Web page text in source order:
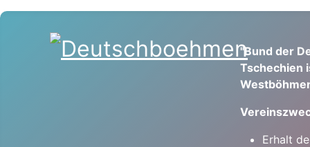
"Bund der
Tschechien
Erhalt